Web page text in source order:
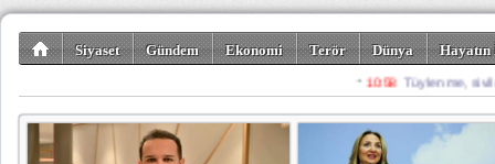
Siyaset Gündem Ekonomi Terör Dünya
Spor Misafir